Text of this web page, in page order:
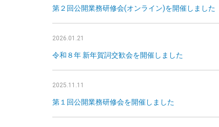
第２回公開業務研修会(オンライン)を開催しました
2026.01.21
令和８年 新年賀詞交歓会を開催しました
2025.11.11
第１回公開業務研修会を開催しました